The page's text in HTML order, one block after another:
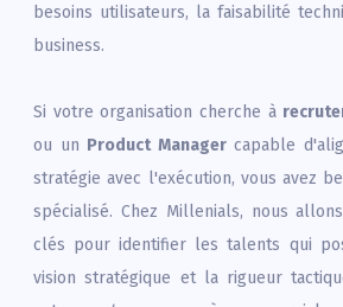
besoins utilisateurs, la faisabilité
business.
Si votre organisation cherche à
ou un Product Managercapable
stratégie avec l'exécution, vous avez
spécialisé. Chez Millenials, nous
clés pour identifier les talents qui
vision stratégique et la rigueur